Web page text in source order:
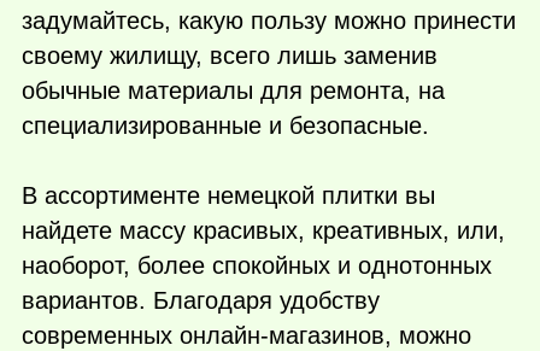
задумайтесь, какую пользу можно принести
своему жилищу, всего лишь заменив
обычные материалы для ремонта, на
специализированные и безопасные.
В ассортименте немецкой плитки вы
найдете массу красивых, креативных, или,
наоборот, более спокойных и однотонных
вариантов. Благодаря удобству
современных онлайн-магазинов, можно